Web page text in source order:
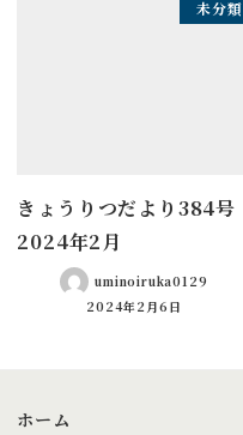
未分類
きょうりつだより384号
2024年2月
uminoiruka0129
2024年2月6日
ホーム